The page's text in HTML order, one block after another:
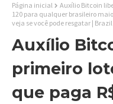
Página inicial
Auxílio Bitcoin
120 para qualquer brasileiro
veja se você pode resgatar |
Auxílio
primeiro
que paga